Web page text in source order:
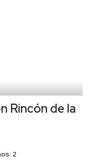
Rincón de la
2